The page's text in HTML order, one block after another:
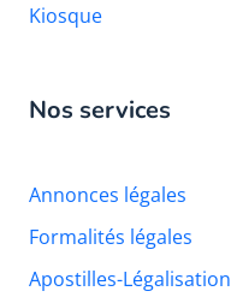
Kiosque
Nos services
Annonces légales
Formalités légales
Apostilles-Légalisation